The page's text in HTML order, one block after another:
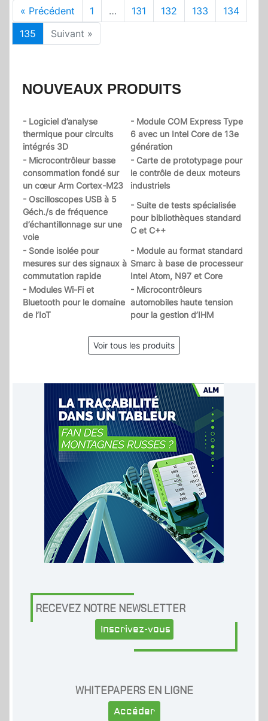
« Précédent 1 … 131 132 133
134
135
Suivant »
NOUVEAUX PRODUITS
- Logiciel d’analyse
thermique pour circuits
intégrés 3D
- Module COM Express Type
6 avec un Intel Core de 13e
génération
- Microcontrôleur basse
consommation fondé sur
un cœur Arm Cortex-M23
- Carte de prototypage pour
le contrôle de deux moteurs
industriels
- Oscilloscopes USB à 5
Géch./s de fréquence
d’échantillonnage sur une
voie
- Suite de tests spécialisée
pour bibliothèques standard
C et C++
- Sonde isolée pour
mesures sur des signaux à
commutation rapide
- Module au format standard
Smarc à base de processeur
Intel Atom, N97 et Core
- Modules Wi-Fi et
Bluetooth pour le domaine
de l’IoT
- Microcontrôleurs
automobiles haute tension
pour la gestion d’IHM
Voir tous les produits
RECEVEZ NOTRE NEWSLETTER
Inscrivez-vous
WHITEPAPERS EN LIGNE
Accéder